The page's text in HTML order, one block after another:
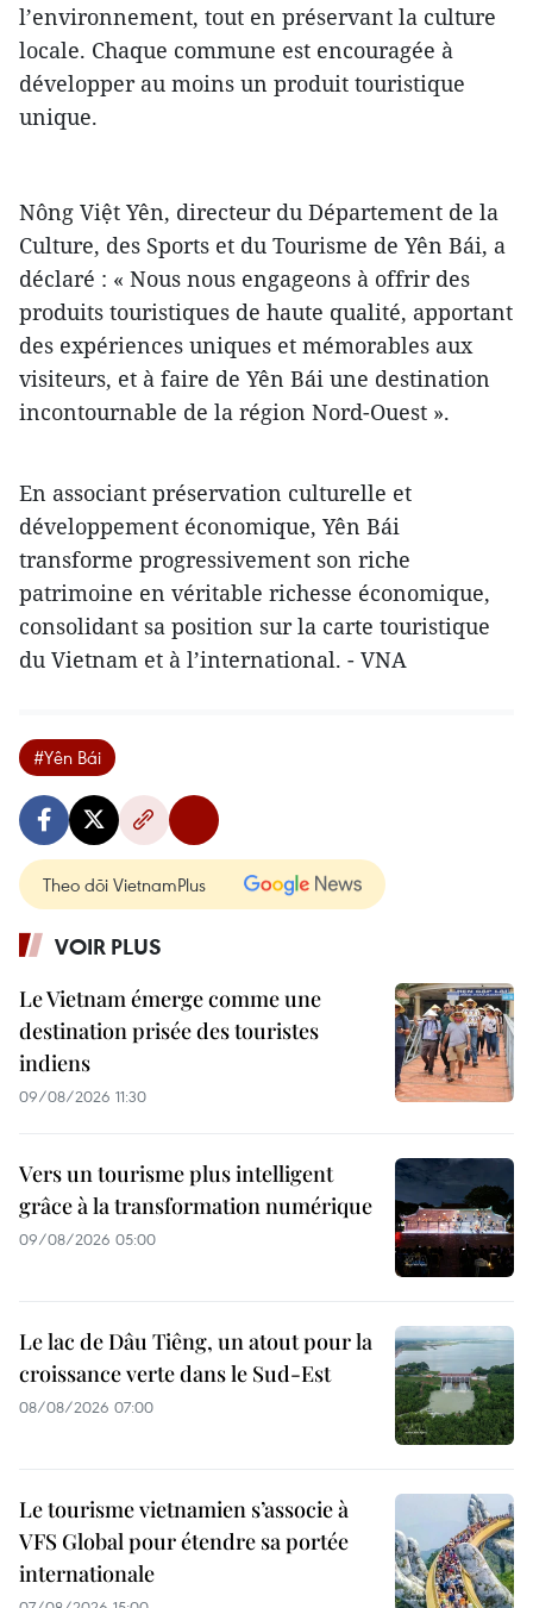
l’environnement, tout en préservant la culture
locale. Chaque commune est encouragée à
développer au moins un produit touristique
unique.
Nông Việt Yên, directeur du Département de la
Culture, des Sports et du Tourisme de Yên Bái, a
déclaré : « Nous nous engageons à offrir des
produits touristiques de haute qualité, apportant
des expériences uniques et mémorables aux
visiteurs, et à faire de Yên Bái une destination
incontournable de la région Nord-Ouest ».
En associant préservation culturelle et
développement économique, Yên Bái
transforme progressivement son riche
patrimoine en véritable richesse économique,
consolidant sa position sur la carte touristique
du Vietnam et à l’international. - VNA
#Yên Bái
Theo dõi VietnamPlus
VOIR PLUS
Le Vietnam émerge comme une
destination prisée des touristes
indiens
09/08/2026 11:30
Vers un tourisme plus intelligent
grâce à la transformation numérique
09/08/2026 05:00
Le lac de Dâu Tiêng, un atout pour la
croissance verte dans le Sud-Est
08/08/2026 07:00
Le tourisme vietnamien s’associe à
VFS Global pour étendre sa portée
internationale